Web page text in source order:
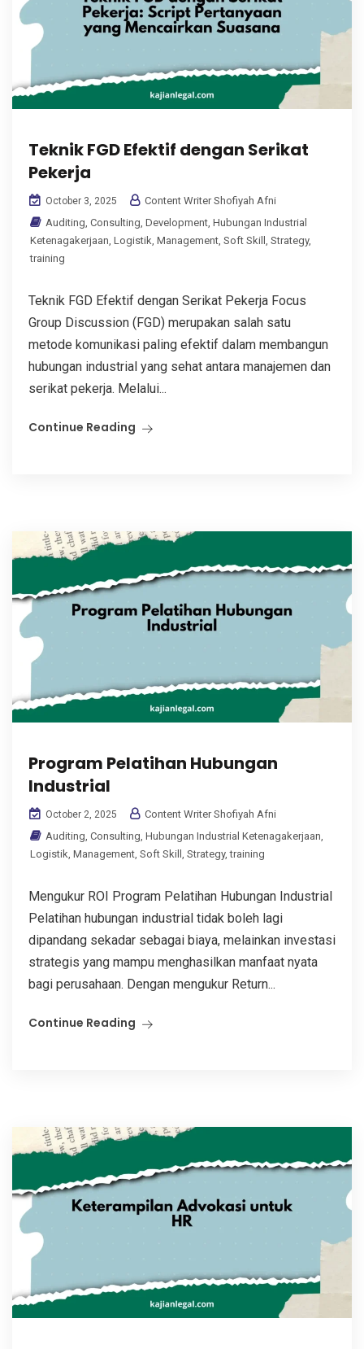
Teknik FGD Efektif dengan Serikat
Pekerja
October 3, 2025
Content Writer Shofiyah Afni
Auditing Consulting Development Hubungan Industrial
Ketenagakerjaan Logistik Management Soft Skill Strategy,
training
Teknik FGD Efektif dengan Serikat Pekerja Focus
Group Discussion (FGD) merupakan salah satu
metode komunikasi paling efektif dalam membangun
hubungan industrial yang sehat antara manajemen dan
serikat pekerja. Melalui...
Continue Reading
Program Pelatihan Hubungan
Industrial
October 2, 2025
Content Writer Shofiyah Afni
Auditing Consulting Hubungan Industrial Ketenagakerjaan
Logistik Management Soft Skill Strategy,training
Mengukur ROI Program Pelatihan Hubungan Industrial
Pelatihan hubungan industrial tidak boleh lagi
dipandang sekadar sebagai biaya, melainkan investasi
strategis yang mampu menghasilkan manfaat nyata
bagi perusahaan. Dengan mengukur Return...
Continue Reading